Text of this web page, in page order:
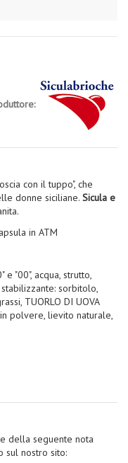
con il tuppo", che
donne siciliane. Sicula e
in ATM
"00", acqua, strutto,
sorbitolo,
TUORLO DI UOVA
polvere, lievito naturale,
della seguente nota
sul nostro sito: